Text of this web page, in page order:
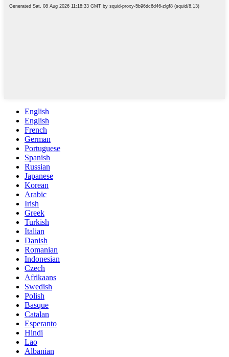
English
English
French
German
Portuguese
Spanish
Russian
Japanese
Korean
Arabic
Irish
Greek
Turkish
Italian
Danish
Romanian
Indonesian
Czech
Afrikaans
Swedish
Polish
Basque
Catalan
Esperanto
Hindi
Lao
Albanian